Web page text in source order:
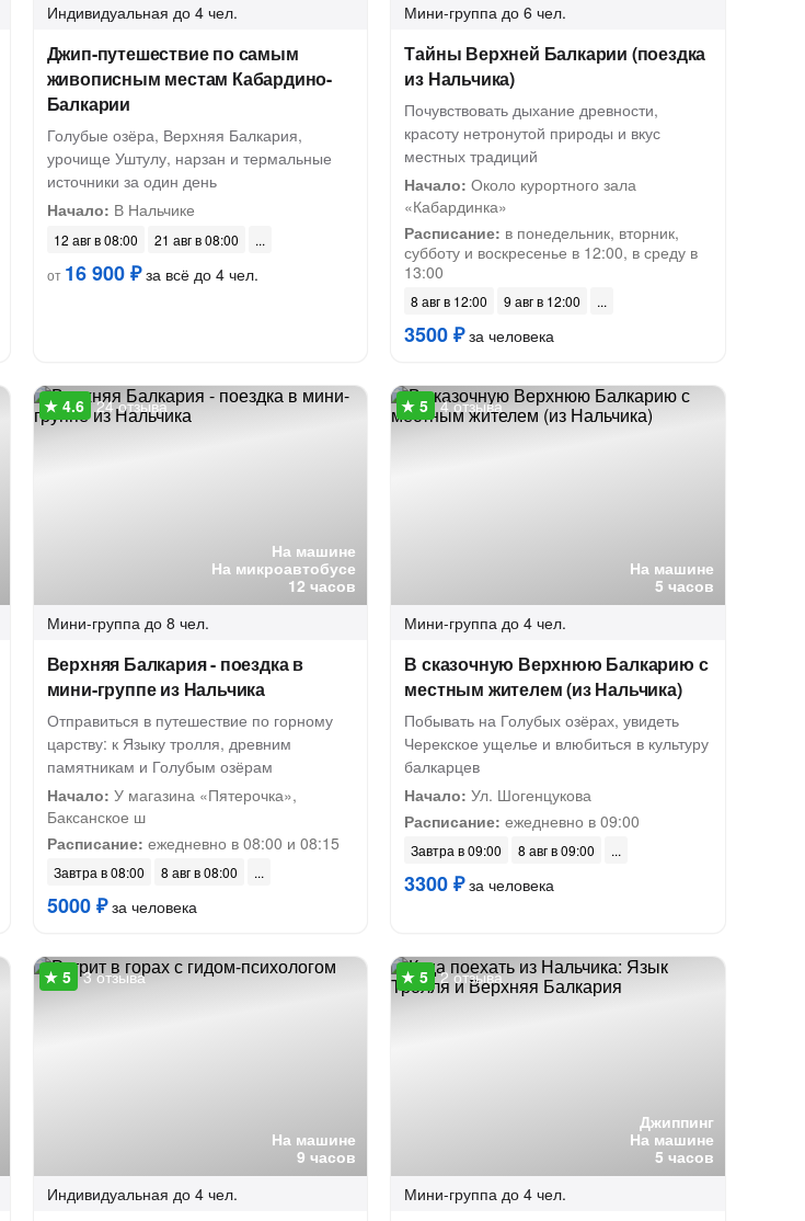
Индивидуальная до 4 чел.
Джип-путешествие по самым
живописным местам Кабардино-
Балкарии
Голубые озёра, Верхняя Балкария,
урочище Уштулу, нарзан и термальные
источники за один день
Начало: В Нальчике
12 авг в 08:00
21 авг в 08:00
от 16 900 ₽за всё до 4 чел.
Мини-группа до 6 чел.
Тайны Верхней Балкарии (поездка
из Нальчика)
Почувствовать дыхание древности,
красоту нетронутой природы и вкус
местных традиций
Начало: Около курортного зала
«Кабардинка»
Расписание: в понедельник, вторник,
субботу и воскресенье в 12:00, в среду в
13:00
8 авг в 12:00 9 авг в 12:00
3500 ₽за человека
На машине
На микроавтобусе
12 часов
24 отзыва
Мини-группа до 8 чел.
Верхняя Балкария - поездка в
мини-группе из Нальчика
Отправиться в путешествие по горному
царству: к Языку тролля, древним
памятникам и Голубым озёрам
Начало: У магазина «Пятерочка»,
Баксанское ш
Расписание: ежедневно в 08:00 и 08:15
Завтра в 08:00 8 авг в 08:00
5000 ₽за человека
На машине
5 часов
4 отзыва
Мини-группа до 4 чел.
В сказочную Верхнюю Балкарию с
местным жителем (из Нальчика)
Побывать на Голубых озёрах, увидеть
Черекское ущелье и влюбиться в культуру
балкарцев
Начало: Ул. Шогенцукова
Расписание: ежедневно в 09:00
Завтра в 09:00 8 авг в 09:00
3300 ₽за человека
На машине
9 часов
3 отзыва
Индивидуальная до 4 чел.
Джиппинг
На машине
5 часов
2 отзыва
Мини-группа до 4 чел.